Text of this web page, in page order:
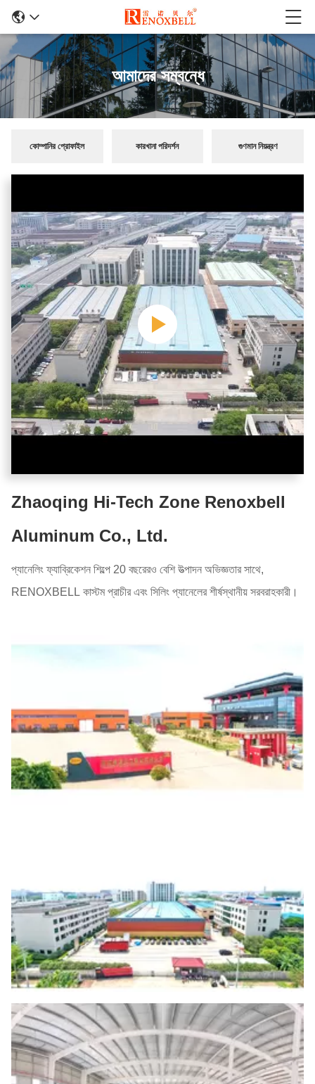
আমাদের সম্বন্ধে
কোম্পানির প্রোফাইল কারখানা পরিদর্শন গুণমান নিয়ন্ত্রণ
Zhaoqing Hi-Tech Zone Renoxbell
Aluminum Co., Ltd.
প্যানেলিং ফ্যাব্রিকেশন শিল্পে 20 বছরেরও বেশি উত্পাদন অভিজ্ঞতার সাথে,
RENOXBELL কাস্টম প্রাচীর এবং সিলিং প্যানেলের শীর্ষস্থানীয় সরবরাহকারী।